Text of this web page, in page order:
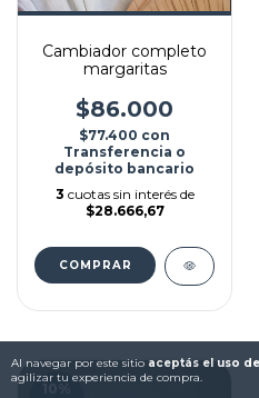
Al navegar por este sitio aceptás el uso
agilizar tu experiencia de compra.
Cambiador completo
margaritas
$86.000
$77.400 con
Transferencia o
depósito bancario
3 cuotas sin interés de
$28.666,67